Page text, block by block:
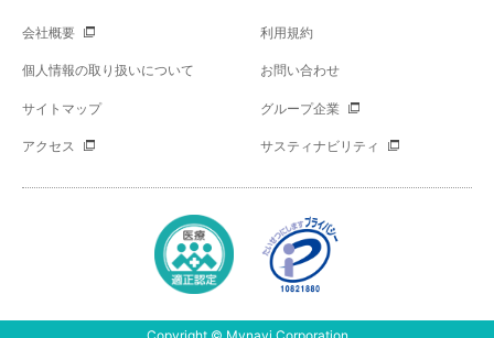
会社概要 利用規約
個人情報の取り扱いについて お問い合わせ
サイトマップ グループ企業
アクセス サスティナビリティ